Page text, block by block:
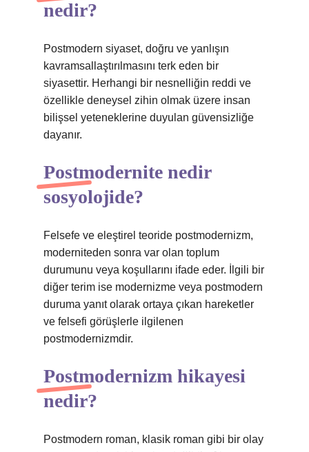
nedir?
Postmodern siyaset, doğru ve yanlışın
kavramsallaştırılmasını terk eden bir
siyasettir. Herhangi bir nesnelliğin reddi ve
özellikle deneysel zihin olmak üzere insan
bilişsel yeteneklerine duyulan güvensizliğe
dayanır.
Postmodernite nedir
sosyolojide?
Felsefe ve eleştirel teoride postmodernizm,
moderniteden sonra var olan toplum
durumunu veya koşullarını ifade eder. İlgili bir
diğer terim ise modernizme veya postmodern
duruma yanıt olarak ortaya çıkan hareketler
ve felsefi görüşlerle ilgilenen
postmodernizmdir.
Postmodernizm hikayesi
nedir?
Postmodern roman, klasik roman gibi bir olay